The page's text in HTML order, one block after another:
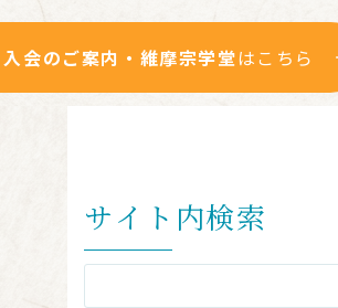
入会のご案内・維摩宗学堂はこちら
サイト内検索